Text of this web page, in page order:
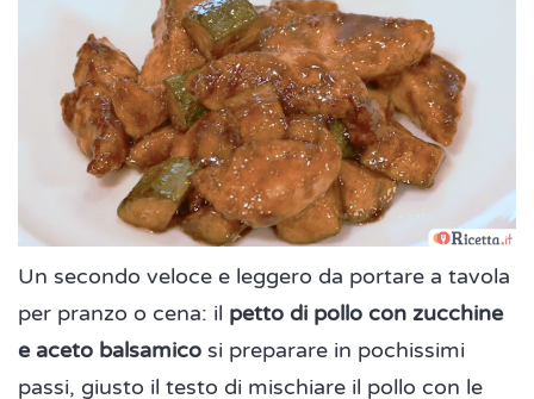
Un secondo veloce e leggero da portare a tavola
per pranzo o cena: il petto di pollo con zucchine
e aceto balsamico si preparare in pochissimi
passi, giusto il testo di mischiare il pollo con le